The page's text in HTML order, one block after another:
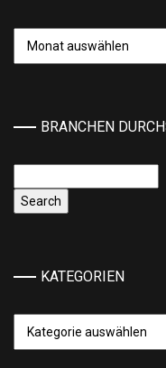
BRANCHEN
KATEGORIEN